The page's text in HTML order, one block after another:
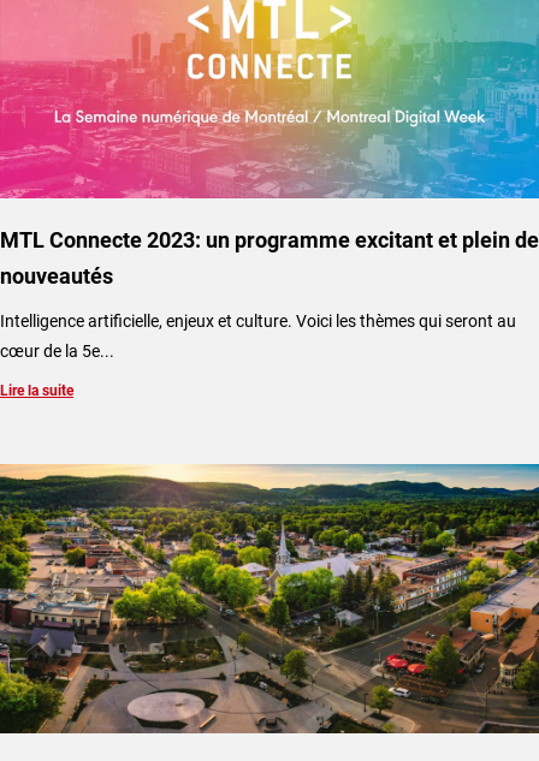
MTL Connecte 2023: un programme excitant et plein de
nouveautés
Intelligence artificielle, enjeux et culture. Voici les thèmes qui seront au
cœur de la 5e...
Lire la suite